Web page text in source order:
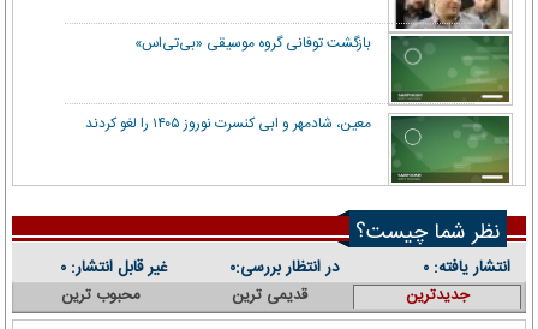
بازگشت توفانی گروه موسیقی «بی‌تی‌اس»
معین، شادمهر و ابی کنسرت نوروز ۱۴۰۵ را لغو کردند
نظر شما چیست؟
انتشار یافته: ۰ در انتظار بررسی:۰ غیر قابل انتشار: ۰
جدیدترین قدیمی ترین محبوب ترین